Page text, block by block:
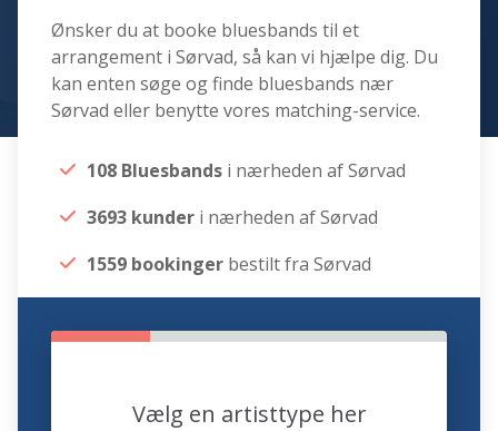
Ønsker du at booke bluesbands til et
arrangement i Sørvad, så kan vi hjælpe dig. Du
kan enten søge og finde bluesbands nær
Sørvad eller benytte vores matching-service.
108 Bluesbands i nærheden af Sørvad
3693 kunder i nærheden af Sørvad
1559 bookinger bestilt fra Sørvad
Vælg en artisttype her